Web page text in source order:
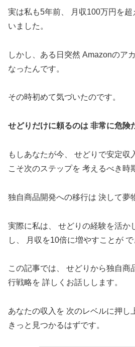
実は私も5年前、 月収100万円を
いました。
しかし、ある日突然 Amazonのア
なったんです。
その時初めて気づいたのです。
せどりだけに頼るのは 非常に危険
もしあなたが今、 せどりで安定収
こそ次のステップを 考えるべき時
独自商品開発への移行は 決して夢
実際に私は、 せどりの経験を活か
し、 月収を10倍に増やすことが で
この記事では、 せどりから独自商
行戦略を 詳しくお話しします。
あなたの収入を 次のレベルに押し
きっと見つかるはずです。